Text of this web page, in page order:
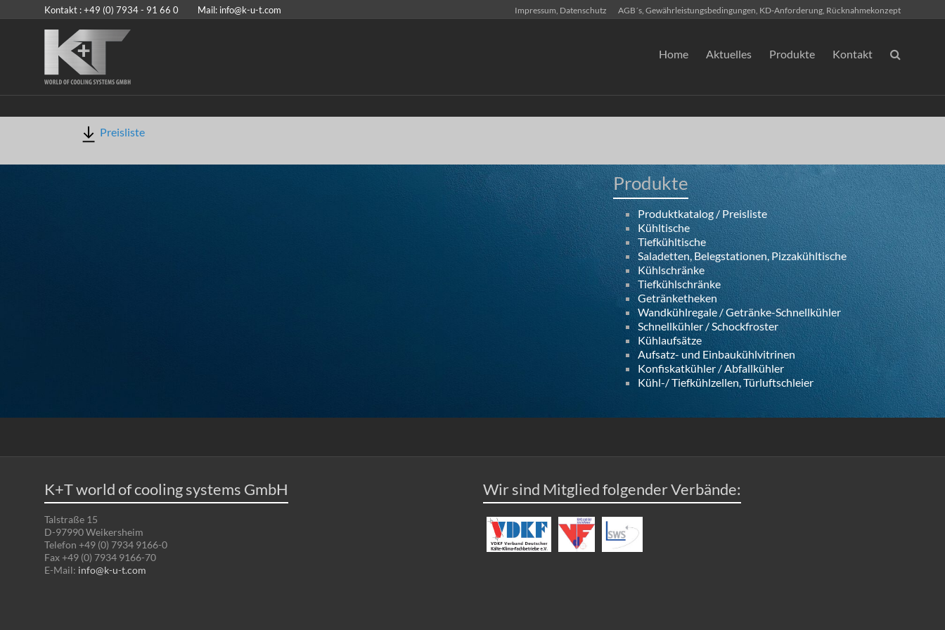
Kontakt : +49 (0) 7934 - 91 66 0 Mail: info@k-u-t.com Impressum, Datenschutz AGB´s, Gewährleistungsbedingungen, KD-Anforderung, Rücknahmekonzept
Home Aktuelles Produkte Kontakt
Preisliste
Produkte
Produktkatalog / Preisliste
Kühltische
Tiefkühltische
Saladetten, Belegstationen, Pizzakühltische
Kühlschränke
Tiefkühlschränke
Getränketheken
Wandkühlregale / Getränke-Schnellkühler
Schnellkühler / Schockfroster
Kühlaufsätze
Aufsatz- und Einbaukühlvitrinen
Konfiskatkühler / Abfallkühler
Kühl-/ Tiefkühlzellen, Türluftschleier
K+T world of cooling systems GmbH
Talstraße 15
D-97990 Weikersheim
Telefon +49 (0) 7934 9166-0
Fax +49 (0) 7934 9166-70
E-Mail: info@k-u-t.com
Wir sind Mitglied folgender Verbände: